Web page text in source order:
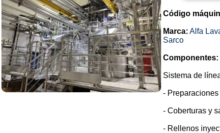
Código
Marca: Alfa
Sarco
Componentes:
Sistema de
-
- Coberturas y
- Rellenos